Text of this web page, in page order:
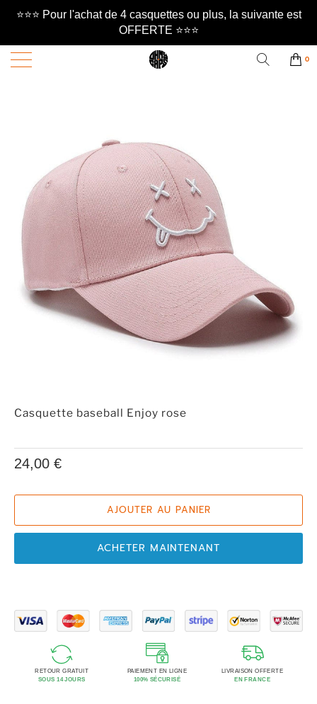
⭐️⭐️⭐️ Pour l'achat de 4 casquettes ou plus, la suivante est
OFFERTE ⭐️⭐️⭐️
0
Casquette baseball Enjoy rose
24,00 €
AJOUTER AU PANIER
ACHETER MAINTENANT
RETOUR GRATUIT
SOUS 14 JOURS
PAIEMENT EN LIGNE
100% SÉCURISÉ
LIVRAISON OFFERTE
EN FRANCE